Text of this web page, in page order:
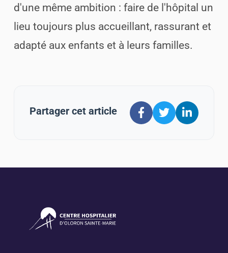
d'une même ambition : faire de l'hôpital un
lieu toujours plus accueillant, rassurant et
adapté aux enfants et à leurs familles.
Partager cet article